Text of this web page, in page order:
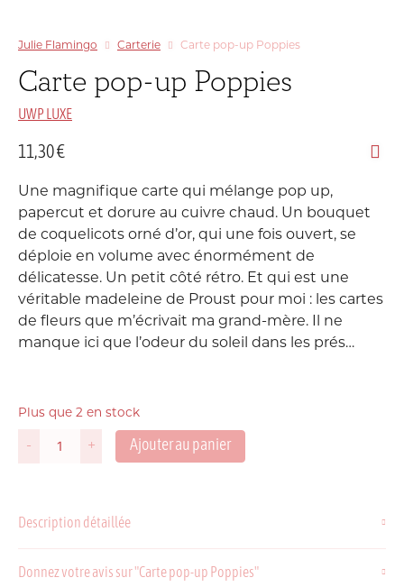
Julie Flamingo Carterie Carte pop-up Poppies
Carte pop-up Poppies
UWP LUXE
11,30€
Une magnifique carte qui mélange pop up,
papercut et dorure au cuivre chaud. Un bouquet
de coquelicots orné d’or, qui une fois ouvert, se
déploie en volume avec énormément de
délicatesse. Un petit côté rétro. Et qui est une
véritable madeleine de Proust pour moi : les cartes
de fleurs que m’écrivait ma grand-mère. Il ne
manque ici que l’odeur du soleil dans les prés…
Plus que 2 en stock
-
quantité
up
+ Ajouter au panier
Description détaillée
Donnez votre avis sur "Carte pop-up Poppies"